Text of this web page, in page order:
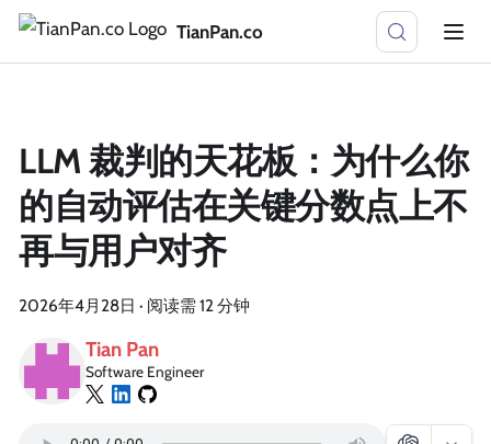
TianPan.co
LLM 裁判的天花板：为什么你
的自动评估在关键分数点上不
再与用户对齐
2026年4月28日 · 阅读需 12 分钟
Tian Pan
Software Engineer